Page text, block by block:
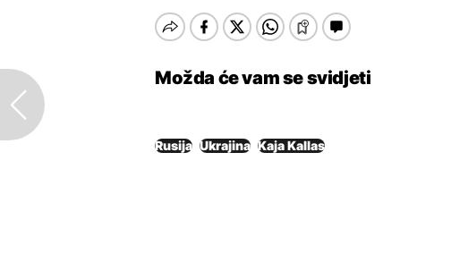
Možda će vam se svidjeti
Rusija Ukrajina Kaja Kallas